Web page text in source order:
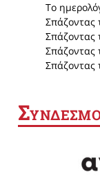
Το
Σπάζοντας
Σπάζοντας
Σπάζοντας
Σπάζοντας
Σ